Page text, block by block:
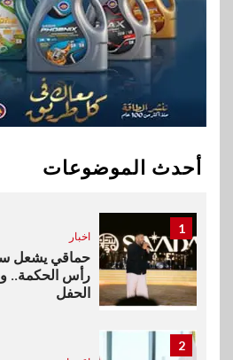
أحدث الموضوعات
فيكسد مصر
في تطوير أول
الصحية في
وأفريقيا Tour4Cure
سوق وصلة
جهازًا مثاليًا
1
اخبار
حماقي يشعل
رأس الحكمة..
الحفل
2